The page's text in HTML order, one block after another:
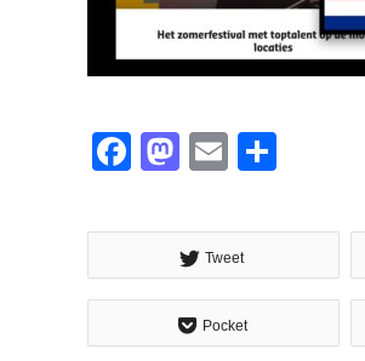
Facebook
Mastodon
Email
Tweet
Pocket